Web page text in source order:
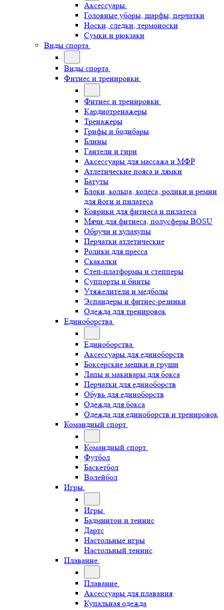
Аксессуары
Головные уборы, шарфы, перчатки
Носки, следки, термоноски
Сумки и рюкзаки
Виды спорта
Виды спорта
Фитнес и тренировки
Фитнес и тренировки
Кардиотренажеры
Тренажеры
Грифы и бодибары
Блины
Гантели и гири
Аксессуары для массажа и МФР
Атлетические пояса и лямки
Батуты
Блоки, кольца, колёса, ролики и ремни
для йоги и пилатеса
Коврики для фитнеса и пилатеса
Мячи для фитнеса, полусферы BOSU
Обручи и хулахупы
Перчатки атлетические
Ролики для пресса
Скакалки
Степ-платформы и степперы
Суппорты и бинты
Утяжелители и медболы
Эспандеры и фитнес-резинки
Одежда для тренировок
Единоборства
Единоборства
Аксессуары для единоборств
Боксерские мешки и груши
Лапы и макивары для бокса
Перчатки для единоборств
Обувь для единоборств
Одежда для бокса
Одежда для единоборств и тренировок
Командный спорт
Командный спорт
Футбол
Баскетбол
Волейбол
Игры
Игры
Бадминтон и теннис
Дартс
Настольные игры
Настольный теннис
Плавание
Плавание
Аксессуары для плавания
Купальная одежда